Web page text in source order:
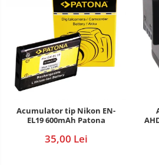
Acumulator tip Nikon EN-
EL19 600mAh Patona
35,00 Lei